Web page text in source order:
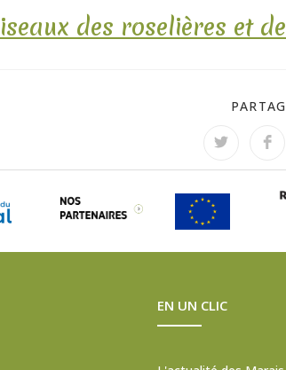
des roselières et
EN UN CLIC